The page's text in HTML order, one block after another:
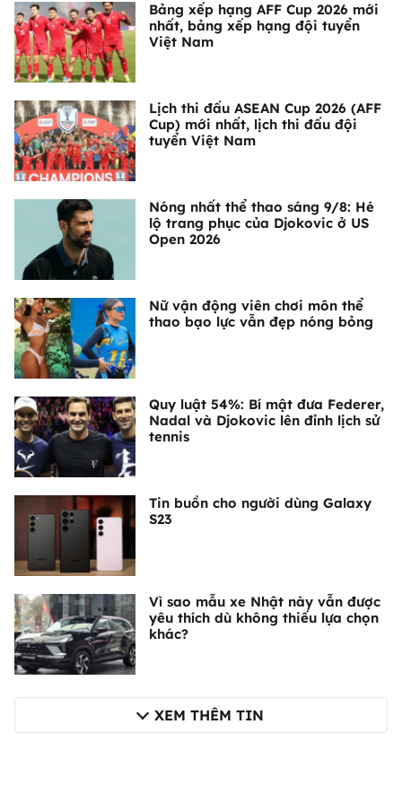
Bảng xếp hạng AFF Cup 2026 mới
nhất, bảng xếp hạng đội tuyển
Việt Nam
Lịch thi đấu ASEAN Cup 2026 (AFF
Cup) mới nhất, lịch thi đấu đội
tuyển Việt Nam
Nóng nhất thể thao sáng 9/8: Hé
lộ trang phục của Djokovic ở US
Open 2026
Nữ vận động viên chơi môn thể
thao bạo lực vẫn đẹp nóng bỏng
Quy luật 54%: Bí mật đưa Federer,
Nadal và Djokovic lên đỉnh lịch sử
tennis
Tin buồn cho người dùng Galaxy
S23
Vì sao mẫu xe Nhật này vẫn được
yêu thích dù không thiếu lựa chọn
khác?
XEM THÊM TIN